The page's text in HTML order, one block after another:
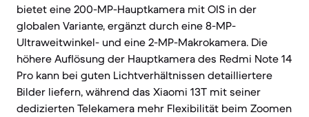
bietet eine 200-MP-Hauptkamera mit OIS in der
globalen Variante, ergänzt durch eine 8-MP-
Ultraweitwinkel- und eine 2-MP-Makrokamera. Die
höhere Auflösung der Hauptkamera des Redmi Note 14
Pro kann bei guten Lichtverhältnissen detailliertere
Bilder liefern, während das Xiaomi 13T mit seiner
dedizierten Telekamera mehr Flexibilität beim Zoomen